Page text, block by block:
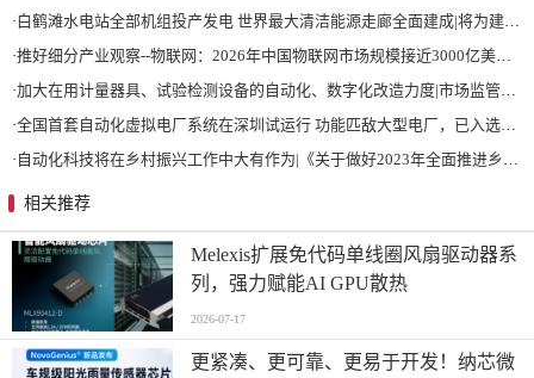
·白鹤滩水电站全部机组投产发电 世界最大清洁能源走廊全面建成|将为建设新型能源体系、保障国家能源安全、实现“双碳”目标提供有力支撑
·推好细分产业观察--物联网：2026年中国物联网市场规模接近3000亿美元 智慧工厂、智慧城市、智慧电网等将占60%以上
·加大在用计量器具、试验检测设备的自动化、数字化改造力度|市场监管总局 工业和信息化部 关于促进企业计量能力提升的指导意见
·全国首套自动化虚拟电厂系统在深圳试运行 功能匹敌大型电厂，已入选国际典型案例
· 自动化科技将在乡村振兴工作中大有作为|《关于做好2023年全面推进乡村振兴重点工作的意见》发布
相关推荐
Melexis扩展免代码单线圈风扇驱动器系
列，强力赋能AI GPU散热
2026-07-17
更紧凑、更可靠、更易于开发！纳芯微